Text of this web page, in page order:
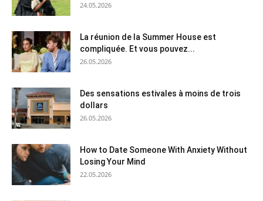
24.05.2026
La réunion de la Summer House est
compliquée. Et vous pouvez...
26.05.2026
Des sensations estivales à moins de trois
dollars
26.05.2026
How to Date Someone With Anxiety Without
Losing Your Mind
22.05.2026